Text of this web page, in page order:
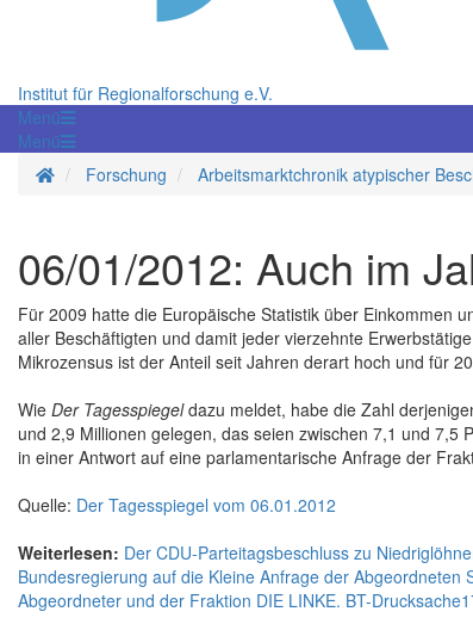
Institut für Regionalforschung e.V.
Menü
Menü
StartseiteForschung Arbeitsmarktchronik atypischer
06/01/2012: Auch im
Für 2009 hatte die Europäische Statistik über Einkommen
aller Beschäftigten und damit jeder vierzehnte
Mikrozensus ist der Anteil seit Jahren derart hoch und für
Wie Der Tagesspiegeldazu meldet, habe die Zahl
und 2,9 Millionen gelegen, das seien zwischen 7,1 und
in einer Antwort auf eine parlamentarische Anfrage der
Quelle: Der Tagesspiegel vom 06.01.2012
Weiterlesen: Der CDU-Parteitagsbeschluss zu
Bundesregierung auf die Kleine Anfrage der
Abgeordneter und der Fraktion DIE LINKE. BT-